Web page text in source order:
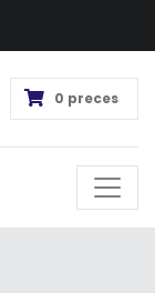
0 preces